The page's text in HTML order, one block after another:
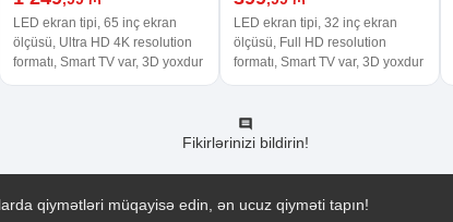
LED ekran tipi, 65 inç ekran
ölçüsü, Ultra HD 4K resolution
formatı, Smart TV var, 3D yoxdur
LED ekran tipi, 32 inç ekran
ölçüsü, Full HD resolution
formatı, Smart TV var, 3D yoxdur
Fikirlərinizi bildirin!
qiymətləri müqayisə edin, ən ucuz qiyməti tapın!